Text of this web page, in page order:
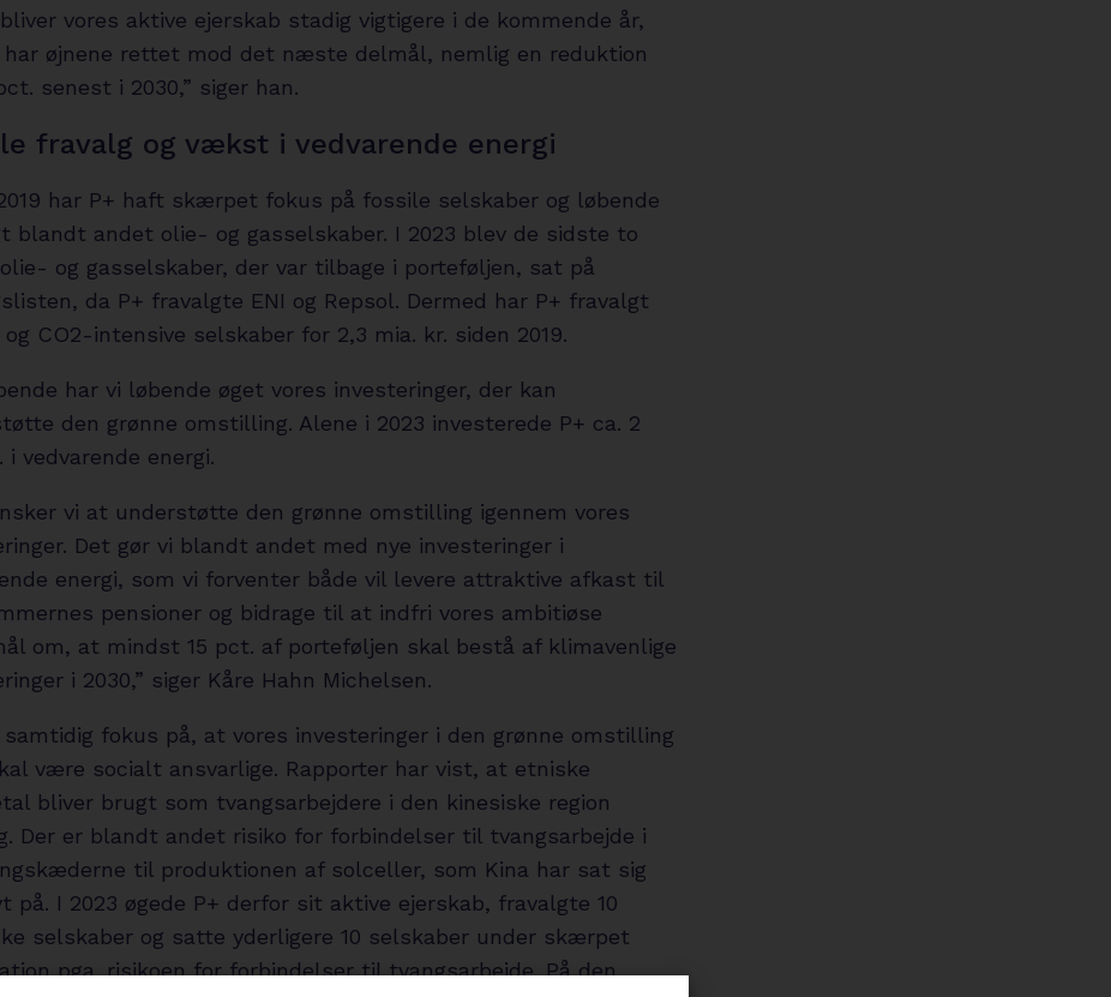
vores aktive ejerskab stadig vigtigere i de kommende år,
har øjnene rettet mod det næste delmål, nemlig en reduktion
senest i 2030,” siger han.
fravalg og vækst i vedvarende energi
har P+ haft skærpet fokus på fossile selskaber og løbende
blandt andet olie- og gasselskaber. I 2023 blev de sidste to
og gasselskaber, der var tilbage i porteføljen, sat på
da P+ fravalgte ENI og Repsol. Dermed har P+ fravalgt
CO2-intensive selskaber for 2,3 mia. kr. siden 2019.
har vi løbende øget vores investeringer, der kan
den grønne omstilling. Alene i 2023 investerede P+ ca. 2
i vedvarende energi.
vi at understøtte den grønne omstilling igennem vores
Det gør vi blandt andet med nye investeringer i
energi, som vi forventer både vil levere attraktive afkast til
pensioner og bidrage til at indfri vores ambitiøse
om, at mindst 15 pct. af porteføljen skal bestå af klimavenlige
i 2030,” siger Kåre Hahn Michelsen.
samtidig fokus på, at vores investeringer i den grønne omstilling
være socialt ansvarlige. Rapporter har vist, at etniske
bliver brugt som tvangsarbejdere i den kinesiske region
Der er blandt andet risiko for forbindelser til tvangsarbejde i
til produktionen af solceller, som Kina har sat sig
på. I 2023 øgede P+ derfor sit aktive ejerskab, fravalgte 10
selskaber og satte yderligere 10 selskaber under skærpet
pga. risikoen for forbindelser til tvangsarbejde. På den